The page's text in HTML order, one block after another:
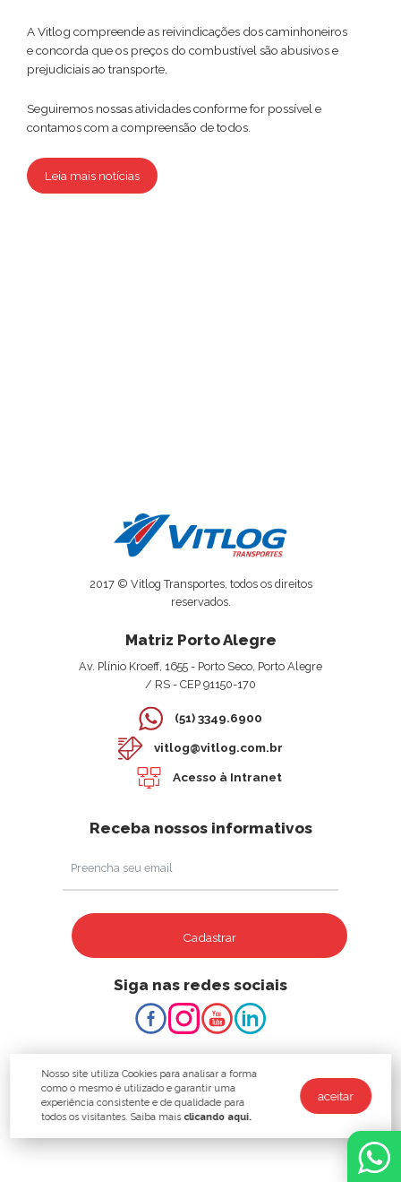
Nosso site utiliza Cookies para analisar a forma
como o mesmo é utilizado e garantir uma
experiência consistente e de qualidade para
todos os visitantes. Saiba maisclicando aqui.
aceitar
A Vitlog compreende as reivindicações dos caminhoneiros
e concorda que os preços do combustível são abusivos e
prejudiciais ao transporte.
Seguiremos nossas atividades conforme for possível e
contamos com a compreensão de todos.
Leia mais notícias
2017 © Vitlog Transportes, todos os direitos
reservados.
Matriz Porto Alegre
Av. Plínio Kroeff, 1655 - Porto Seco, Porto Alegre
/ RS - CEP 91150-170
(51) 3349.6900
vitlog@vitlog.com.br
Acesso à Intranet
Receba nossos informativos
Cadastrar
Siga nas redes sociais